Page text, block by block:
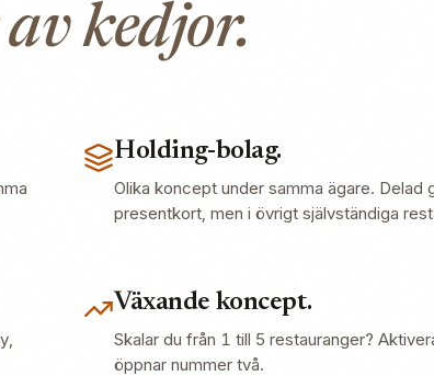
kedjor.
Holding-bolag.
Olika koncept under samma ägare. Delad
presentkort, men i övrigt självständiga
Växande koncept.
Skalar du från 1 till 5 restauranger?
öppnar nummer två.